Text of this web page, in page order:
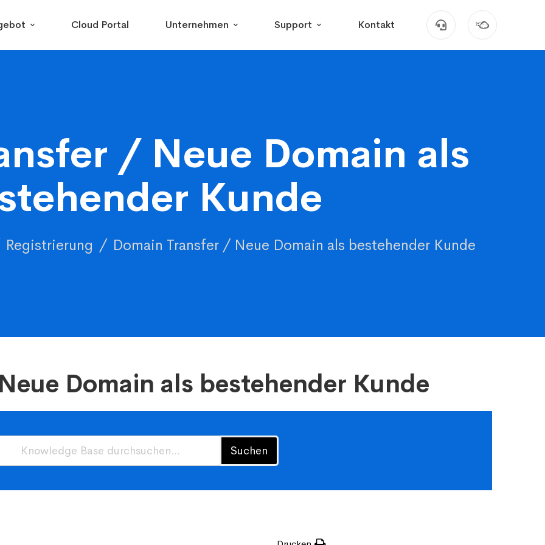
Cloud Portal Unternehmen Support Kontakt
/ Neue Domain als
Kunde
Registrierung Domain Transfer / Neue Domain als bestehender Kunde
Domain als bestehender Kunde
Suchen